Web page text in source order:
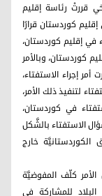
اجتماع تأريخي قررتْ رئاسة إقليم
كوردستان قرارًا
لإجراء الاستفتاء في إقليم كوردستان،
كوردستان، وبالأمر
في (8 حزيران 2017م) أصدرت أمر إجراء الاستفتاء،
لتنفيذ ذلك الأمر،
في كوردستان،
الاستفتاء بالشَّكل
الكوردستانيَّة خارج
الأمر كلّف المفوضيَّة
للمشاركة في